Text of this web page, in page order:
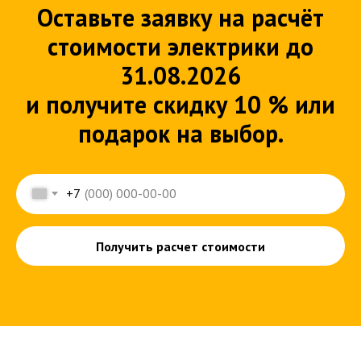
Оставьте заявку на расчёт
стоимости электрики до
31.08.2026
и получите скидку 10 % или
подарок на выбор.
+7
Получить расчет стоимости